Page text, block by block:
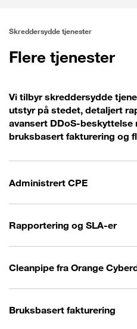
Skreddersydde tjenester
Flere tjenester
Vi tilbyr skreddersydde
utstyr på stedet, detaljert
avansert DDoS-beskyttelse
bruksbasert fakturering og
Administrert CPE
Rapportering og SLA-er
Cleanpipe fra Orange
Bruksbasert fakturering